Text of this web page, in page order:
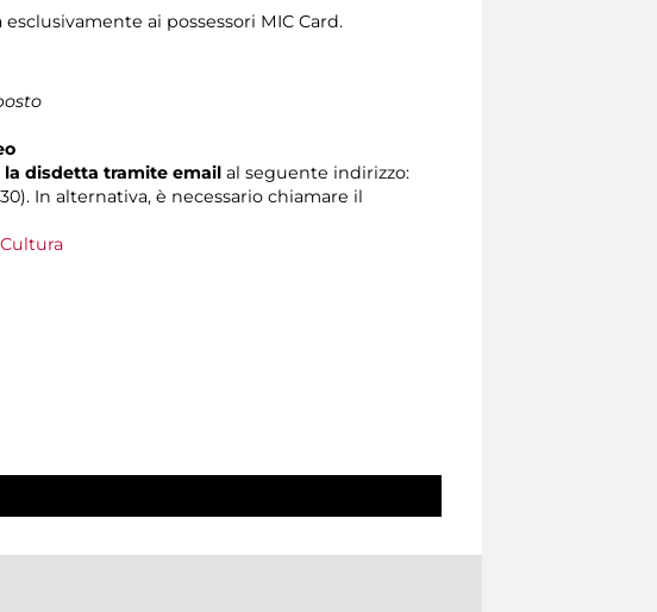
ai possessori MIC Card.
la disdetta tramite email al seguente indirizzo:
In alternativa, è necessario chiamare il